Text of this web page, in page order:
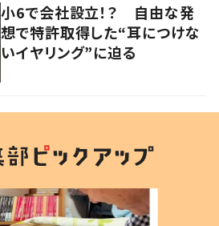
小6で会社設立！？ 自由な発
想で特許取得した“耳につけな
いイヤリング”に迫る